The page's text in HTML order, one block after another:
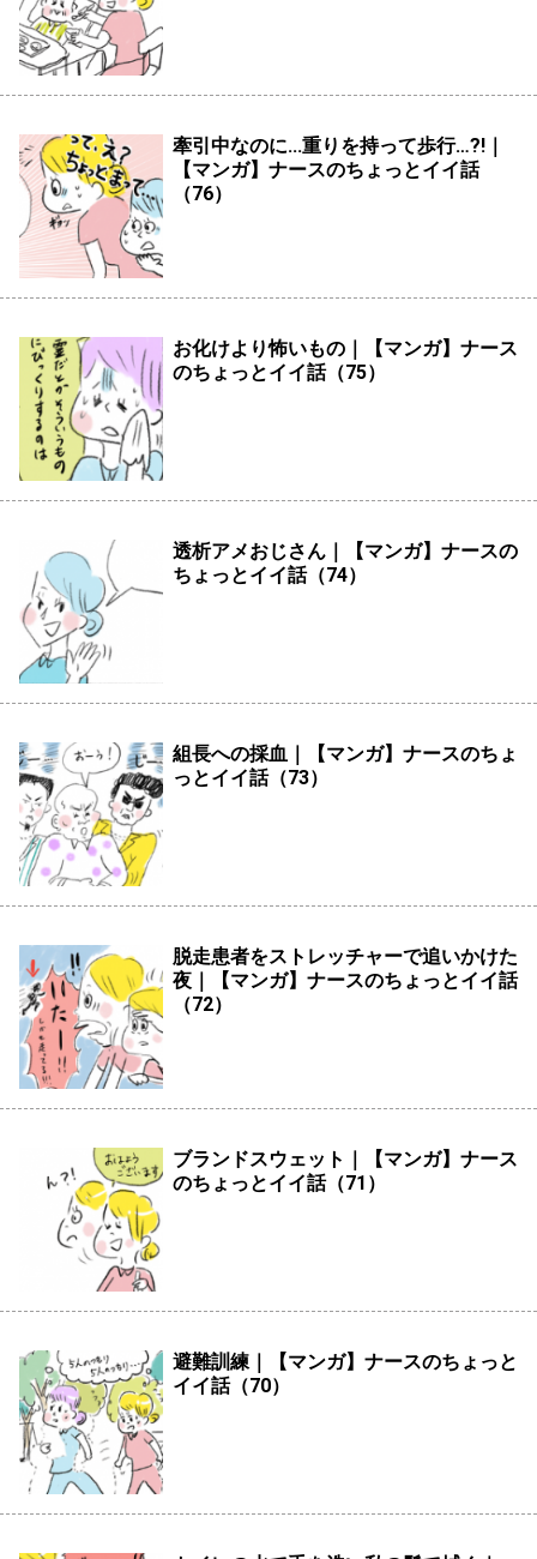
牽引中なのに...重りを持って歩行…?!｜
【マンガ】ナースのちょっとイイ話
（76）
お化けより怖いもの｜【マンガ】ナース
のちょっとイイ話（75）
透析アメおじさん｜【マンガ】ナースの
ちょっとイイ話（74）
組長への採血｜【マンガ】ナースのちょ
っとイイ話（73）
脱走患者をストレッチャーで追いかけた
夜｜【マンガ】ナースのちょっとイイ話
（72）
ブランドスウェット｜【マンガ】ナース
のちょっとイイ話（71）
避難訓練｜【マンガ】ナースのちょっと
イイ話（70）